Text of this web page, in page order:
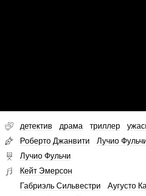
детектив драма триллер
Роберто Джанвити
Лучио
Лучио Фульчи
Кейт Эмерсон
Габриэль Сильвестри
Аугусто